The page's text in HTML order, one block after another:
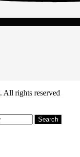
. All rights reserved
Search